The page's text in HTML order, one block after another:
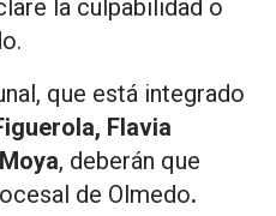
la culpabilidad o
que está integrado
Flavia
, deberán que
de Olmedo.